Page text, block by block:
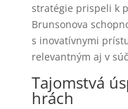
stratégie prispeli k
Brunsonova
s inovatívnymi
relevantným aj v
Tajomstvá
hrách